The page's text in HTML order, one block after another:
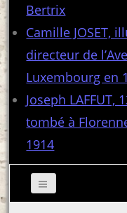
Bertrix
Camille JOSET,
directeur de
Luxembourg en
Joseph LAFFUT,
tombé à
1914